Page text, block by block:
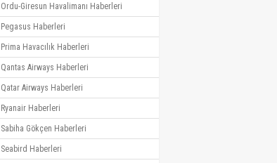
Ordu-Giresun Havalimanı Haberleri
Pegasus Haberleri
Prima Havacılık Haberleri
Qantas Airways Haberleri
Qatar Airways Haberleri
Ryanair Haberleri
Sabiha Gökçen Haberleri
Seabird Haberleri